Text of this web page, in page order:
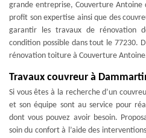
grande entreprise, Couverture
profit son expertise ainsi que des
garantir les travaux de rénovation
condition possible dans tout le 77230.
rénovation toiture à Couverture
Travaux couvreur à
Si vous êtes à la recherche d’un
et son équipe sont au service pour
dont vous pouvez avoir besoin.
soin du confort à l’aide des